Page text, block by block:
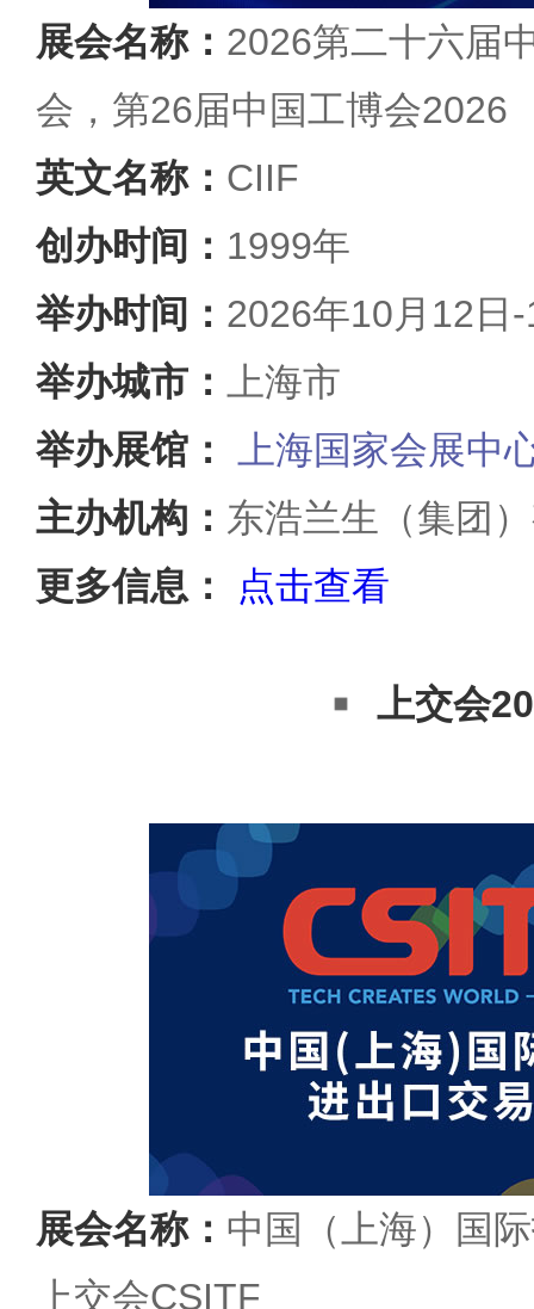
展会名称： 2026第二十六届
会，第26届中国工博会2026
英文名称： CIIF
创办时间： 1999年
举办时间： 2026年10月12日
举办城市：
上海市
举办展馆：
上海国家会展中
主办机构： 东浩兰生（集团
更多信息：
点击查看
上交会
展会名称： 中国（上海）国
上交会CSITF